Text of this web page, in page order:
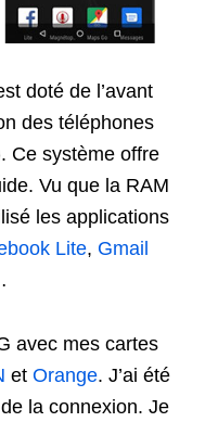
doté de l’avant
des téléphones
. Ce système offre
Vu que la RAM
les applications
Lite, Gmail
avec mes cartes
et Orange. J’ai été
la connexion. Je